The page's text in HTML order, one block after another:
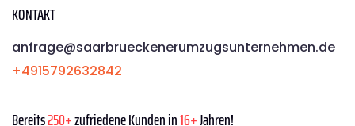
KONTAKT
anfrage@saarbrueckenerumzugsunternehmen.de
+4915792632842
Bereits250+zufriedene Kunden in16+Jahren!